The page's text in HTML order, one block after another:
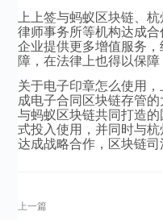
上上签与蚂蚁区块链、
律师事务所等机构达成
企业提供更多增值服务
障，在法律上也得以保障
关于电子印章怎么使用
成电子合同区块链存管
与蚂蚁区块链共同打造
式投入使用，并同时与
达成战略合作，区块链司
上一篇